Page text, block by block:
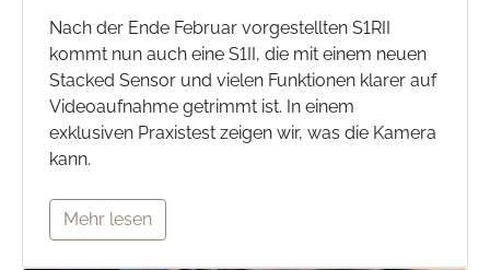
Nach der Ende Februar vorgestellten S1RII
kommt nun auch eine S1II, die mit einem neuen
Stacked Sensor und vielen Funktionen klarer auf
Videoaufnahme getrimmt ist. In einem
exklusiven Praxistest zeigen wir, was die Kamera
kann.
Mehr lesen